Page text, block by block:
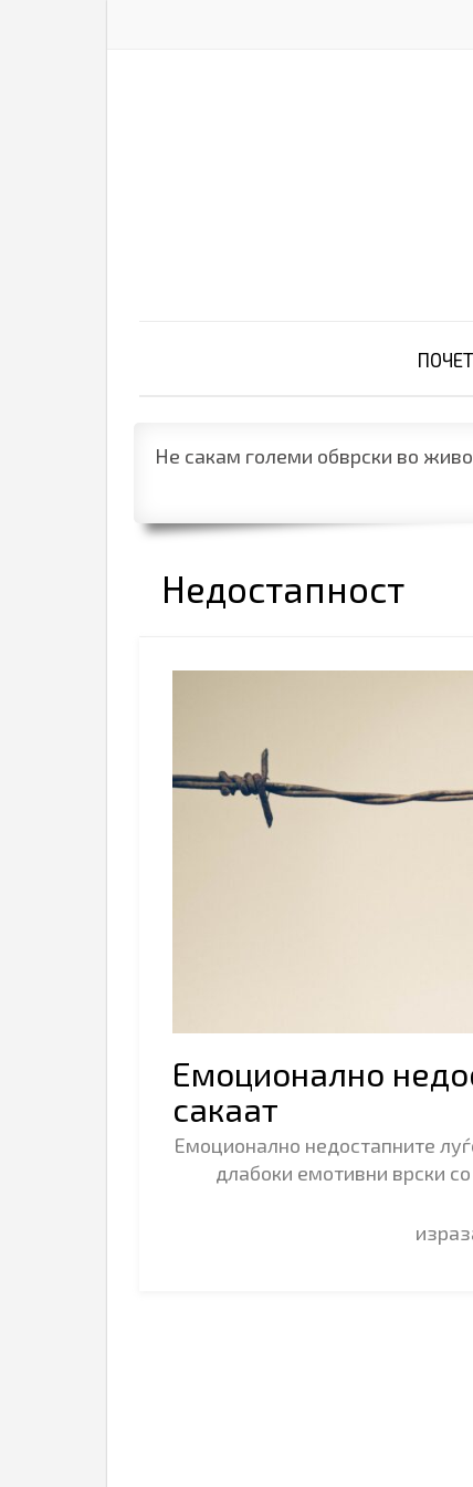
Не сакам големи обврски во
Недостапност
Емоционално
сакаат
Емоционално недостапните
длабоки емотивни врски